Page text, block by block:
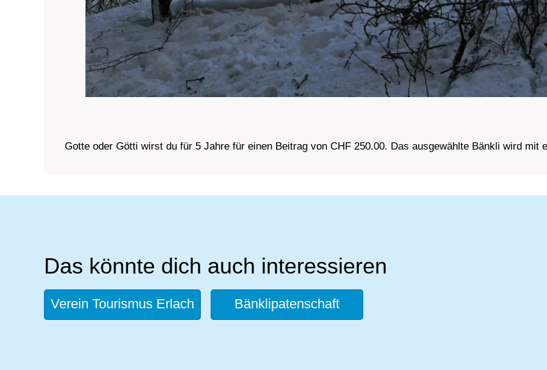
Gotte oder Götti wirst du für 5 Jahre für einen Beitrag von CHF 250.00. Das ausgewählte Bänkli wird mit
Das könnte dich auch interessieren
Verein Tourismus Erlach Bänklipatenschaft